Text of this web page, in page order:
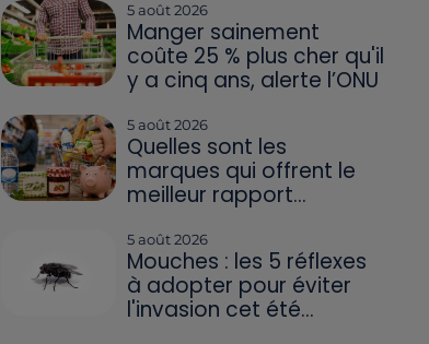
5 août 2026
Manger sainement
coûte 25 % plus cher qu'il
y a cinq ans, alerte l’ONU
5 août 2026
Quelles sont les
marques qui offrent le
meilleur rapport...
5 août 2026
Mouches : les 5 réflexes
à adopter pour éviter
l'invasion cet été...